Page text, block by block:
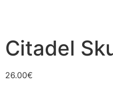
Citadel
26.00€